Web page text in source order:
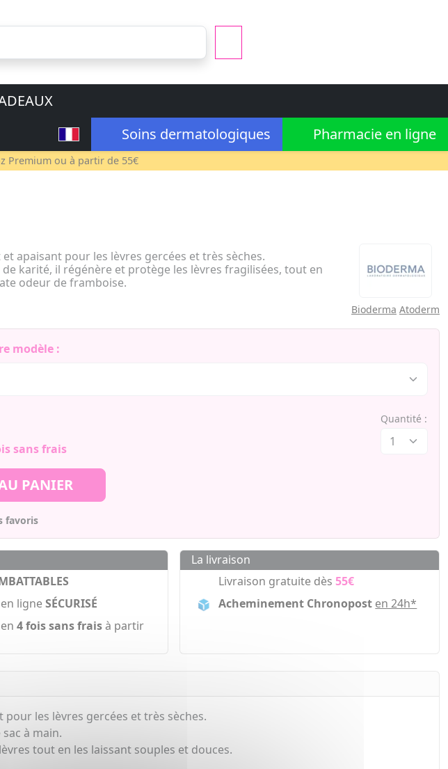
Soins dermatologiques
Pharmacie en ligne
Premium ou à partir de 55€
apaisant pour les lèvres gercées et très sèches.
karité, il régénère et protège les lèvres fragilisées, tout en
odeur de framboise.
Bioderma Atoderm
modèle :
sans frais
Quantité :
PANIER
favoris
ligneSÉCURISÉ
4 fois sans fraisà partir
La livraison
Livraison gratuite dès55€
Acheminement Chronopost en 24h*
les lèvres gercées et très sèches.
à main.
tout en les laissant souples et douces.